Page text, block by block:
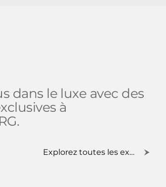
dans le luxe avec des
à
Explorez toutes les expériences